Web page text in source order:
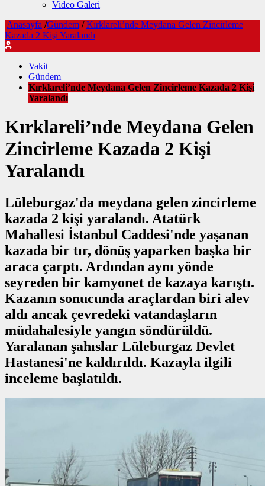
Video Galeri
Anasayfa /Gündem / Kırklareli’nde Meydana Gelen Zincirleme
Kazada 2 Kişi Yaralandı
Vakit
Gündem
Kırklareli’nde Meydana Gelen Zincirleme Kazada 2 Kişi
Yaralandı
Kırklareli’nde Meydana Gelen
Zincirleme Kazada 2 Kişi
Yaralandı
Lüleburgaz'da meydana gelen zincirleme
kazada 2 kişi yaralandı. Atatürk
Mahallesi İstanbul Caddesi'nde yaşanan
kazada bir tır, dönüş yaparken başka bir
araca çarptı. Ardından aynı yönde
seyreden bir kamyonet de kazaya karıştı.
Kazanın sonucunda araçlardan biri alev
aldı ancak çevredeki vatandaşların
müdahalesiyle yangın söndürüldü.
Yaralanan şahıslar Lüleburgaz Devlet
Hastanesi'ne kaldırıldı. Kazayla ilgili
inceleme başlatıldı.